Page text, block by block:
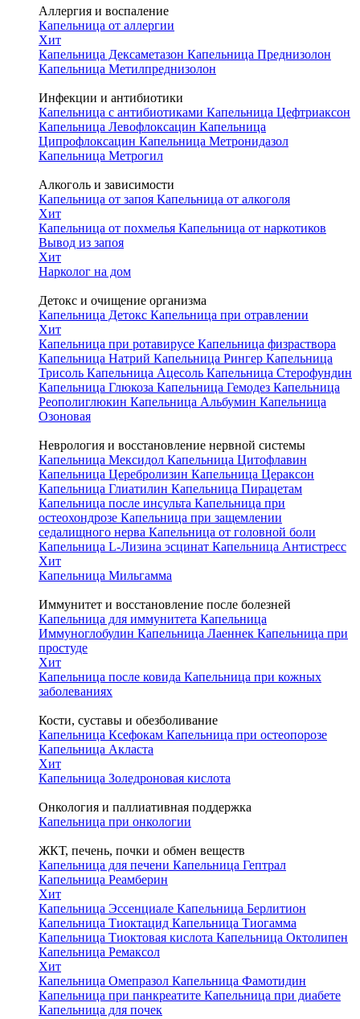
Аллергия и воспаление
Капельница от аллергии
Хит
Капельница Дексаметазон Капельница Преднизолон
Капельница Метилпреднизолон
Инфекции и антибиотики
Капельница с антибиотиками Капельница Цефтриаксон
Капельница Левофлоксацин Капельница
Ципрофлоксацин Капельница Метронидазол
Капельница Метрогил
Алкоголь и зависимости
Капельница от запоя Капельница от алкоголя
Хит
Капельница от похмелья Капельница от наркотиков
Вывод из запоя
Хит
Нарколог на дом
Детокс и очищение организма
Капельница Детокс Капельница при отравлении
Хит
Капельница при ротавирусе Капельница физраствора
Капельница Натрий Капельница Рингер Капельница
Трисоль Капельница Ацесоль Капельница Стерофундин
Капельница Глюкоза Капельница Гемодез Капельница
Реополиглюкин Капельница Альбумин Капельница
Озоновая
Неврология и восстановление нервной системы
Капельница Мексидол Капельница Цитофлавин
Капельница Церебролизин Капельница Цераксон
Капельница Глиатилин Капельница Пирацетам
Капельница после инсульта Капельница при
остеохондрозе Капельница при защемлении
седалищного нерва Капельница от головной боли
Капельница L-Лизина эсцинат Капельница Антистресс
Хит
Капельница Мильгамма
Иммунитет и восстановление после болезней
Капельница для иммунитета Капельница
Иммуноглобулин Капельница Лаеннек Капельница при
простуде
Хит
Капельница после ковида Капельница при кожных
заболеваниях
Кости, суставы и обезболивание
Капельница Ксефокам Капельница при остеопорозе
Капельница Акласта
Хит
Капельница Золедроновая кислота
Онкология и паллиативная поддержка
Капельница при онкологии
ЖКТ, печень, почки и обмен веществ
Капельница для печени Капельница Гептрал
Капельница Реамберин
Хит
Капельница Эссенциале Капельница Берлитион
Капельница Тиоктацид Капельница Тиогамма
Капельница Тиоктовая кислота Капельница Октолипен
Капельница Ремаксол
Хит
Капельница Омепразол Капельница Фамотидин
Капельница при панкреатите Капельница при диабете
Капельница для почек